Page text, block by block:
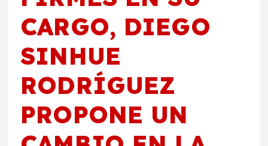
CARGO, DIEGO
SINHUE
RODRÍGUEZ
PROPONE UN